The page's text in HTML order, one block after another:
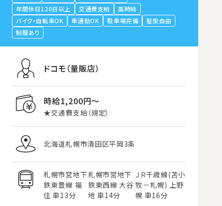
年間休日120日以上
交通費支給
高時給
バイク・自転車OK
車通勤OK 駐車場完備
髪型自由
制服あり
ドコモ（量販店）
時給1,200円〜
★交通費支給（規定）
北海道札幌市清田区平岡3条
札幌市営地下
鉄東豊線 福
住 車13分
札幌市営地下
鉄東西線 大谷
地 車14分
ＪＲ千歳線(苫小
牧－札幌) 上野
幌 車16分